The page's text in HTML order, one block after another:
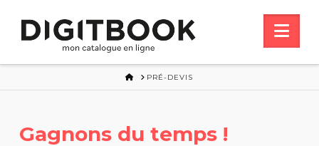
HOME
PRÉ-DEVIS
Gagnons du temps !